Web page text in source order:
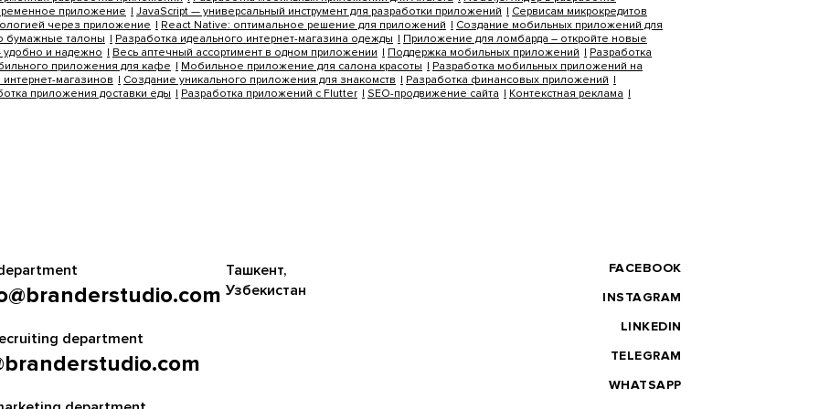
приложение JavaScript — универсальный инструмент для разработки приложений
Сервисам микрокредитов
через приложение React Native: оптимальное решение для приложений
Создание мобильных приложений для
бумажные талоны Разработка идеального интернет-магазина одежды
Приложение для ломбарда – откройте новые
удобно и надежно Весь аптечный ассортимент в одном приложении Поддержка мобильных приложений
Разработка
приложения для кафе Мобильное приложение для салона красоты
Разработка мобильных приложений на
магазинов Создание уникального приложения для знакомств
Разработка финансовых приложений
приложения доставки еды Разработка приложений с Flutter SEO-продвижение сайта
Контекстная реклама
department
Ташкент,
Узбекистан
FACEBOOK
INSTAGRAM
LINKEDIN
TELEGRAM
WHATSAPP